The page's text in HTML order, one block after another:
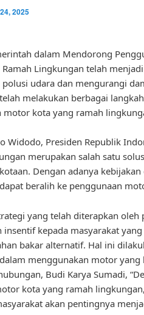
2025
dalam Mendorong
Ramah Lingkungan telah
udara dan mengurangi
melakukan berbagai
motor kota yang ramah
Widodo, Presiden Republik
merupakan salah satu
Dengan adanya
beralih ke penggunaan
yang telah diterapkan
insentif kepada masyarakat
bakar alternatif. Hal ini
menggunakan motor
Budi Karya Sumadi,
kota yang ramah
akan pentingnya